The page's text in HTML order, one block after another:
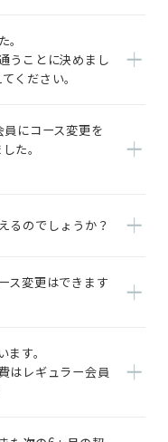
うことに決めまし
ください。
にコース変更を
た。
るのでしょうか？
ス変更はできます
す。
はレギュラー会員